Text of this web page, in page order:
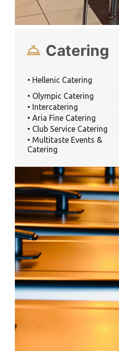
Catering
• Hellenic Catering
• Olympic Catering
• Intercatering
• Aria Fine Catering
• Club Service Catering
• Multitaste Events &
Catering